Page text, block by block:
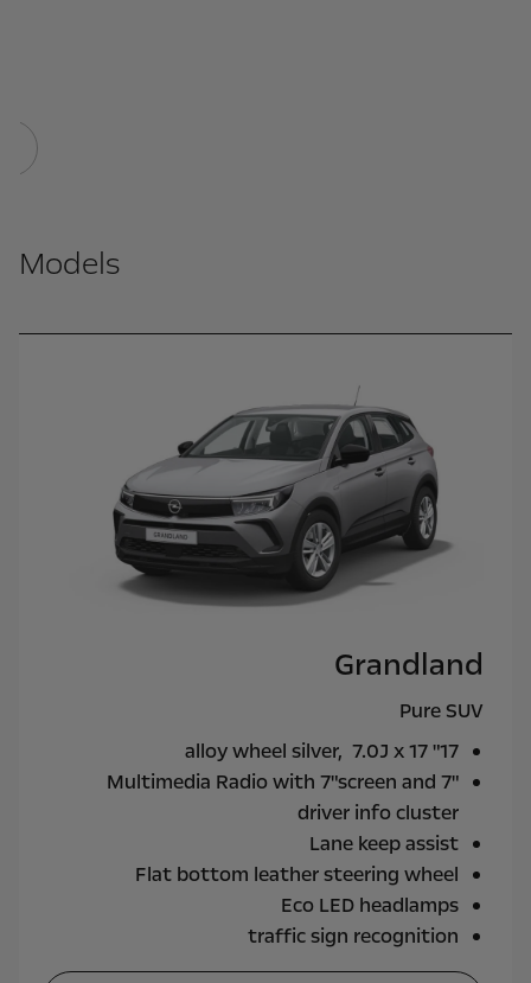
Models
Grandland
Pure SUV
17" alloy wheel silver, 7.0J x 17
Multimedia Radio with 7"screen and 7"
driver info cluster
Lane keep assist
Flat bottom leather steering wheel
Eco LED headlamps
traffic sign recognition